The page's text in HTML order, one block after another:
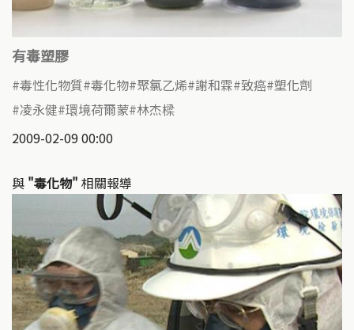
有毒塑膠
毒性化物質 毒化物 聚氯乙烯 謝和霖 致癌 塑化劑
凌永健 環境荷爾蒙 林杰樑
2009-02-09 00:00
與 "毒化物" 相關報導